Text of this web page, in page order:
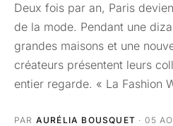
Deux fois par an, Paris
de la mode. Pendant une
grandes maisons et une
créateurs présentent leurs
entier regarde. « La Fashion
PAR AURÉLIA BOUSQUET · 05